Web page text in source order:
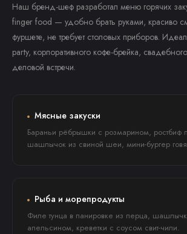
Наш бренд-шеф разработал меню горячих
finger food — удобно брать руками, красиво
фуршете, не требует столовых приборов.
party, корпоративного кофе-брейка,
деловой встречи.
Мясные закуски
Бараньи рёбрышки с розмарином, ростбиф
шашлычок из свиной шеи, мини-бургер
Рыба и морепродукты
Филе тунца в панировке из перца,
апельсином, креветки с соусом свит-чили.